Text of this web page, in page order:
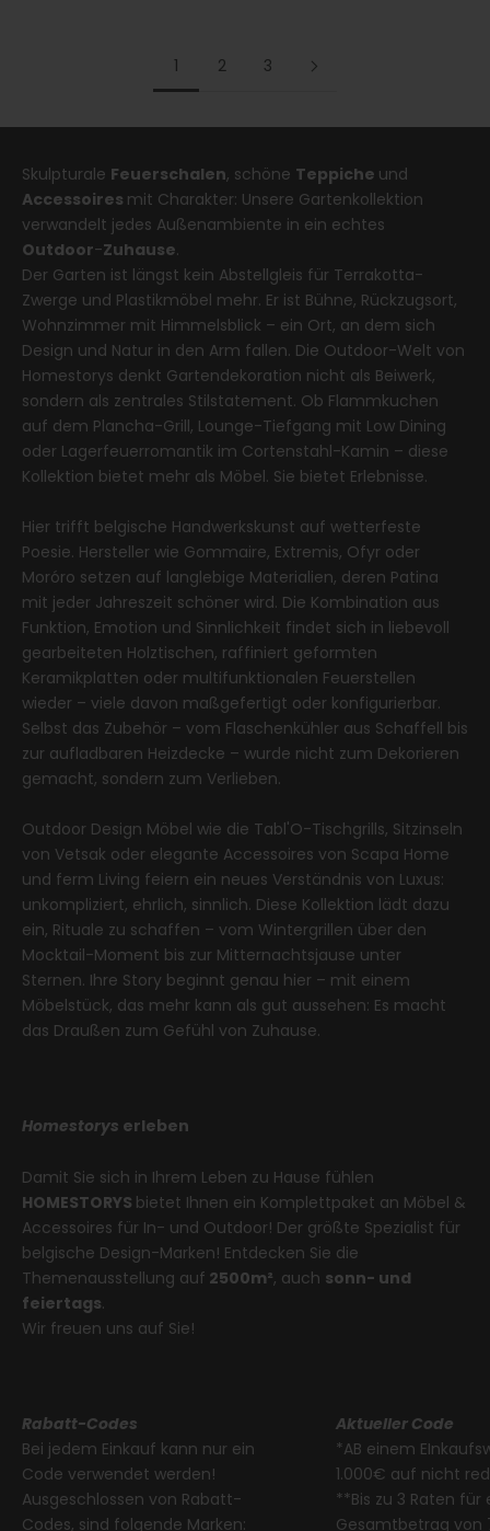
1 2 3
Skulpturale Feuerschalen, schöne Teppiche und
Accessoires mit Charakter: Unsere Gartenkollektion
verwandelt jedes Außenambiente in ein echtes
Outdoor-Zuhause.
Der Garten ist längst kein Abstellgleis für Terrakotta-
Zwerge und Plastikmöbel mehr. Er ist Bühne, Rückzugsort,
Wohnzimmer mit Himmelsblick – ein Ort, an dem sich
Design und Natur in den Arm fallen. Die Outdoor-Welt von
Homestorys denkt Gartendekoration nicht als Beiwerk,
sondern als zentrales Stilstatement. Ob Flammkuchen
auf dem Plancha-Grill, Lounge-Tiefgang mit Low Dining
oder Lagerfeuerromantik im Cortenstahl-Kamin – diese
Kollektion bietet mehr als Möbel. Sie bietet Erlebnisse.
Hier trifft belgische Handwerkskunst auf wetterfeste
Poesie. Hersteller wie Gommaire, Extremis, Ofyr oder
Moróro setzen auf langlebige Materialien, deren Patina
mit jeder Jahreszeit schöner wird. Die Kombination aus
Funktion, Emotion und Sinnlichkeit findet sich in liebevoll
gearbeiteten Holztischen, raffiniert geformten
Keramikplatten oder multifunktionalen Feuerstellen
wieder – viele davon maßgefertigt oder konfigurierbar.
Selbst das Zubehör – vom Flaschenkühler aus Schaffell bis
zur aufladbaren Heizdecke – wurde nicht zum Dekorieren
gemacht, sondern zum Verlieben.
Outdoor Design Möbel wie die Tabl'O-Tischgrills, Sitzinseln
von Vetsak oder elegante Accessoires von Scapa Home
und ferm Living feiern ein neues Verständnis von Luxus:
unkompliziert, ehrlich, sinnlich. Diese Kollektion lädt dazu
ein, Rituale zu schaffen – vom Wintergrillen über den
Mocktail-Moment bis zur Mitternachtsjause unter
Sternen. Ihre Story beginnt genau hier – mit einem
Möbelstück, das mehr kann als gut aussehen: Es macht
das Draußen zum Gefühl von Zuhause.
Homestorys erleben
Damit Sie sich in Ihrem Leben zu Hause fühlen
HOMESTORYS bietet Ihnen ein Komplettpaket an Möbel &
Accessoires für In- und Outdoor! Der größte Spezialist für
belgische Design-Marken! Entdecken Sie die
Themenausstellung auf 2500m², auch sonn- und
feiertags.
Wir freuen uns auf Sie!
Rabatt-Codes
Bei jedem Einkauf kann nur ein
Code verwendet werden!
Ausgeschlossen von Rabatt-
Codes, sind folgende Marken:
Aktueller Code
*AB einem
1.000€ auf nicht
**Bis zu 3 Raten für
Gesamtbetrag von